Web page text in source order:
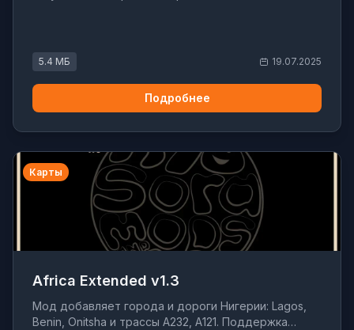
5.4 МБ 19.07.2025
Подробнее
Карты
Africa Extended v1.3
Мод добавляет города и дороги Нигерии: Lagos,
Benin, Onitsha и трассы A232, A121. Поддержка